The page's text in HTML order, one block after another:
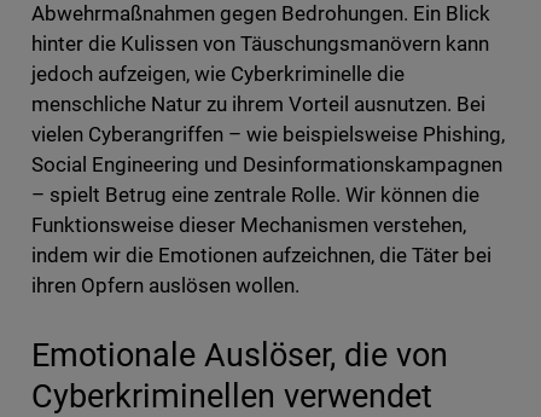
Abwehrmaßnahmen gegen Bedrohungen. Ein Blick
hinter die Kulissen von Täuschungsmanövern kann
jedoch aufzeigen, wie Cyberkriminelle die
menschliche Natur zu ihrem Vorteil ausnutzen. Bei
vielen Cyberangriffen – wie beispielsweise Phishing,
Social Engineering und Desinformationskampagnen
– spielt Betrug eine zentrale Rolle. Wir können die
Funktionsweise dieser Mechanismen verstehen,
indem wir die Emotionen aufzeichnen, die Täter bei
ihren Opfern auslösen wollen.
Emotionale Auslöser, die von
Cyberkriminellen verwendet